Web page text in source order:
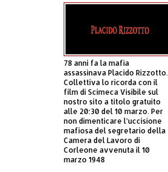
78 anni fa la mafia
assassinava Placido Rizzotto.
Collettiva lo ricorda con il
film di Scimeca Visibile sul
nostro sito a titolo gratuito
alle 20:30 del 10 marzo. Per
non dimenticare l’uccisione
mafiosa del segretario della
Camera del Lavoro di
Corleone avvenuta il 10
marzo 1948